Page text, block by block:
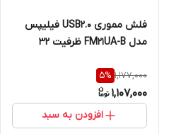
فلش مموری USB2.0 فیلیپس
مدل FM21UA-B ظرفیت 32
1,177,000
5%
1,107,000
افزودن به سبد